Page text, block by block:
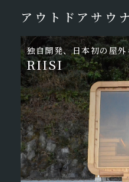
アウトドアサウ
独自開発、日本初の屋
RIISI